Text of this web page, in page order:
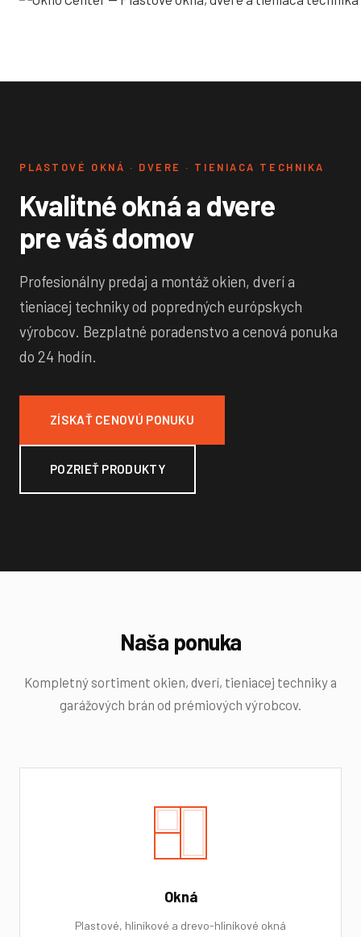
PLASTOVÉ OKNÁ · DVERE · TIENIACA TECHNIKA
Kvalitné okná a dvere
pre váš domov
Profesionálny predaj a montáž okien, dverí a
tieniacej techniky od popredných európskych
výrobcov. Bezplatné poradenstvo a cenová ponuka
do 24 hodín.
ZÍSKAŤ CENOVÚ PONUKU
POZRIEŤ PRODUKTY
Naša ponuka
Kompletný sortiment okien, dverí, tieniacej techniky a
garážových brán od prémiových výrobcov.
Okná
Plastové, hliníkové a drevo-hliníkové okná